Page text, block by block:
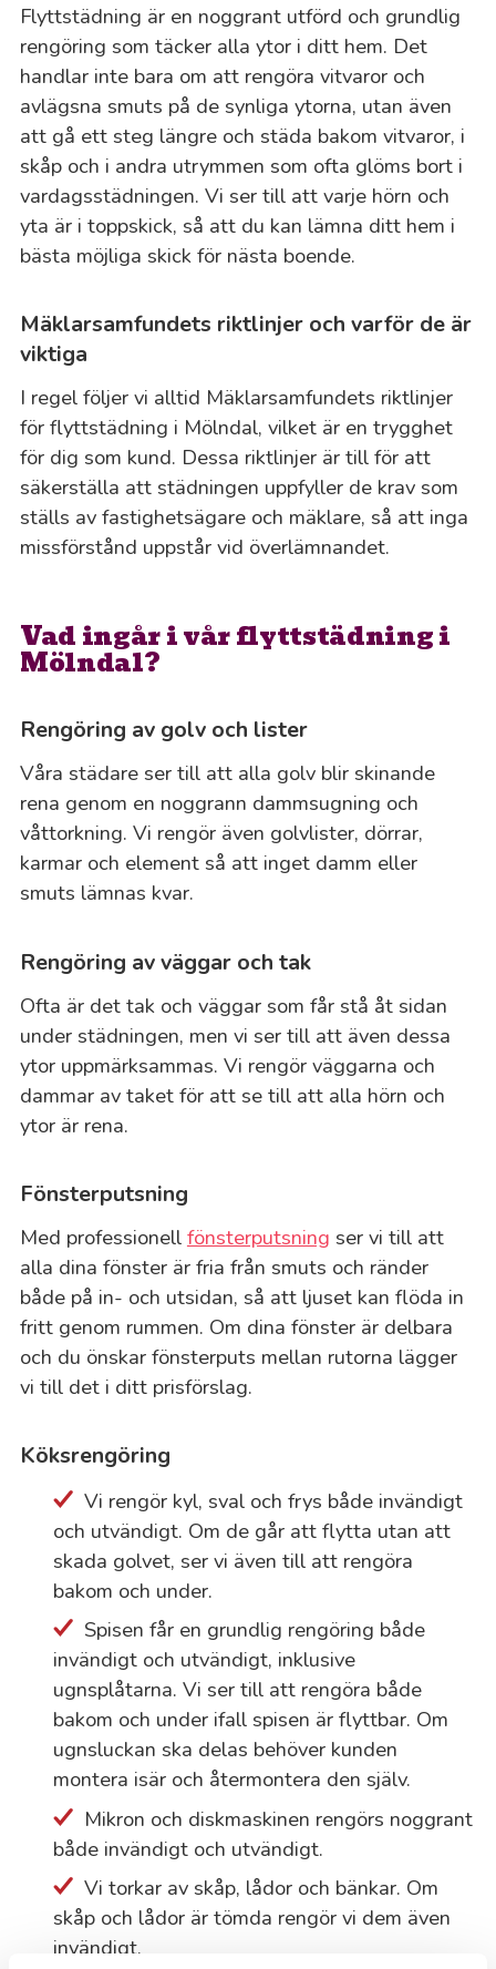
Flyttstädning är en noggrant utförd och grundlig
rengöring som täcker alla ytor i ditt hem. Det
handlar inte bara om att rengöra vitvaror och
avlägsna smuts på de synliga ytorna, utan även
att gå ett steg längre och städa bakom vitvaror, i
skåp och i andra utrymmen som ofta glöms bort i
vardagsstädningen. Vi ser till att varje hörn och
yta är i toppskick, så att du kan lämna ditt hem i
bästa möjliga skick för nästa boende.
Mäklarsamfundets riktlinjer och varför de är
viktiga
I regel följer vi alltid Mäklarsamfundets riktlinjer
för flyttstädning i Mölndal, vilket är en trygghet
för dig som kund. Dessa riktlinjer är till för att
säkerställa att städningen uppfyller de krav som
ställs av fastighetsägare och mäklare, så att inga
missförstånd uppstår vid överlämnandet.
Vad ingår i vår flyttstädning i
Mölndal?
Rengöring av golv och lister
Våra städare ser till att alla golv blir skinande
rena genom en noggrann dammsugning och
våttorkning. Vi rengör även golvlister, dörrar,
karmar och element så att inget damm eller
smuts lämnas kvar.
Rengöring av väggar och tak
Ofta är det tak och väggar som får stå åt sidan
under städningen, men vi ser till att även dessa
ytor uppmärksammas. Vi rengör väggarna och
dammar av taket för att se till att alla hörn och
ytor är rena.
Fönsterputsning
Med professionell fönsterputsning ser vi till att
alla dina fönster är fria från smuts och ränder
både på in- och utsidan, så att ljuset kan flöda in
fritt genom rummen. Om dina fönster är delbara
och du önskar fönsterputs mellan rutorna lägger
vi till det i ditt prisförslag.
Köksrengöring
Vi rengör kyl, sval och frys både invändigt
och utvändigt. Om de går att flytta utan att
skada golvet, ser vi även till att rengöra
bakom och under.
Spisen får en grundlig rengöring både
invändigt och utvändigt, inklusive
ugnsplåtarna. Vi ser till att rengöra både
bakom och under ifall spisen är flyttbar. Om
ugnsluckan ska delas behöver kunden
montera isär och återmontera den själv.
Mikron och diskmaskinen rengörs noggrant
både invändigt och utvändigt.
Vi torkar av skåp, lådor och bänkar. Om
skåp och lådor är tömda rengör vi dem även
invändigt.